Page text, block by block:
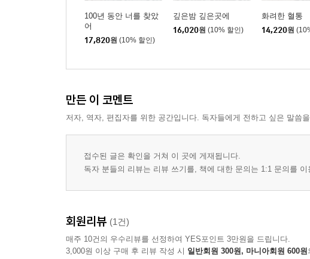
100년 동안 너를 찾았
어
17,820원 (10% 할인)
깊은밤 깊은곳에
16,020원 (10% 할인)
화려한 혈통
14,220원
만든 이 코멘트
저자, 역자, 편집자를 위한 공간입니다. 독자들에게 전하고 싶은 말씀
접수된 글은 확인을 거쳐 이 곳에 게재됩니다.
독자 분들의 리뷰는 리뷰 쓰기를, 책에 대한 문의는 1:1 문의를 이
회원리뷰 (1건)
매주 10건의 우수리뷰를 선정하여 YES포인트 3만원을 드립니다.
3,000원 이상 구매 후 리뷰 작성 시 일반회원 300원, 마니아회원 600원